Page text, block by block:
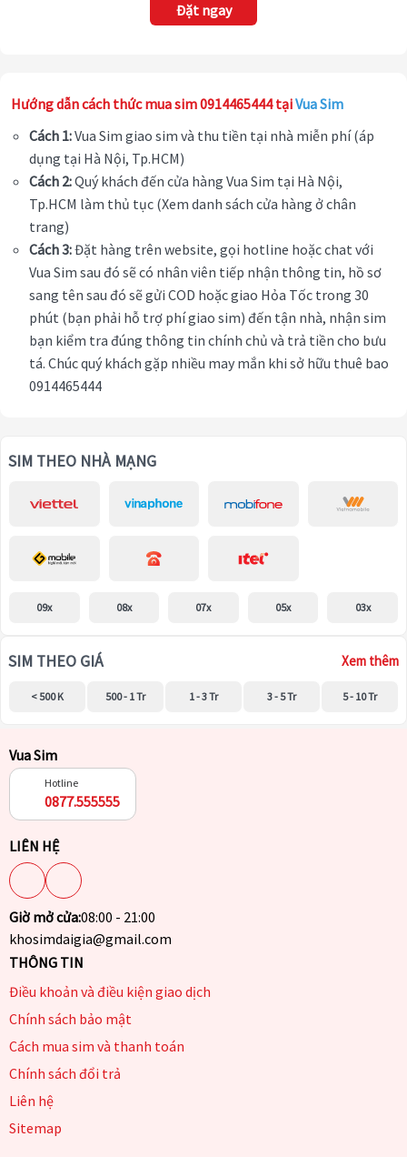
Đặt ngay
Hướng dẫn cách thức mua sim 0914465444 tạiVua Sim
Cách 1:Vua Sim giao sim và thu tiền tại nhà miễn phí (áp
dụng tại Hà Nội, Tp.HCM)
Cách 2:Quý khách đến cửa hàng Vua Sim tại Hà Nội,
Tp.HCM làm thủ tục (Xem danh sách cửa hàng ở chân
trang)
Cách 3:Đặt hàng trên website, gọi hotline hoặc chat với
Vua Sim sau đó sẽ có nhân viên tiếp nhận thông tin, hồ sơ
sang tên sau đó sẽ gửi COD hoặc giao Hỏa Tốc trong 30
phút (bạn phải hỗ trợ phí giao sim) đến tận nhà, nhận sim
bạn kiểm tra đúng thông tin chính chủ và trả tiền cho bưu
tá. Chúc quý khách gặp nhiều may mắn khi sở hữu thuê bao
0914465444
SIM THEO NHÀ MẠNG
09x 08x 07x 05x 03x
SIM THEO GIÁ Xem thêm
< 500 K 500 - 1 Tr 1 - 3 Tr 3 - 5 Tr 5 - 10 Tr
Vua Sim
Hotline
0877.555555
LIÊN HỆ
Giờ mở cửa:08:00 - 21:00
khosimdaigia@gmail.com
THÔNG TIN
Điều khoản và điều kiện giao dịch
Chính sách bảo mật
Cách mua sim và thanh toán
Chính sách đổi trả
Liên hệ
Sitemap